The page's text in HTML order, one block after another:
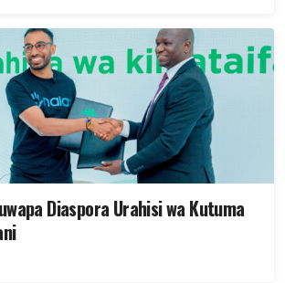
Diaspora Urahisi wa Kutuma